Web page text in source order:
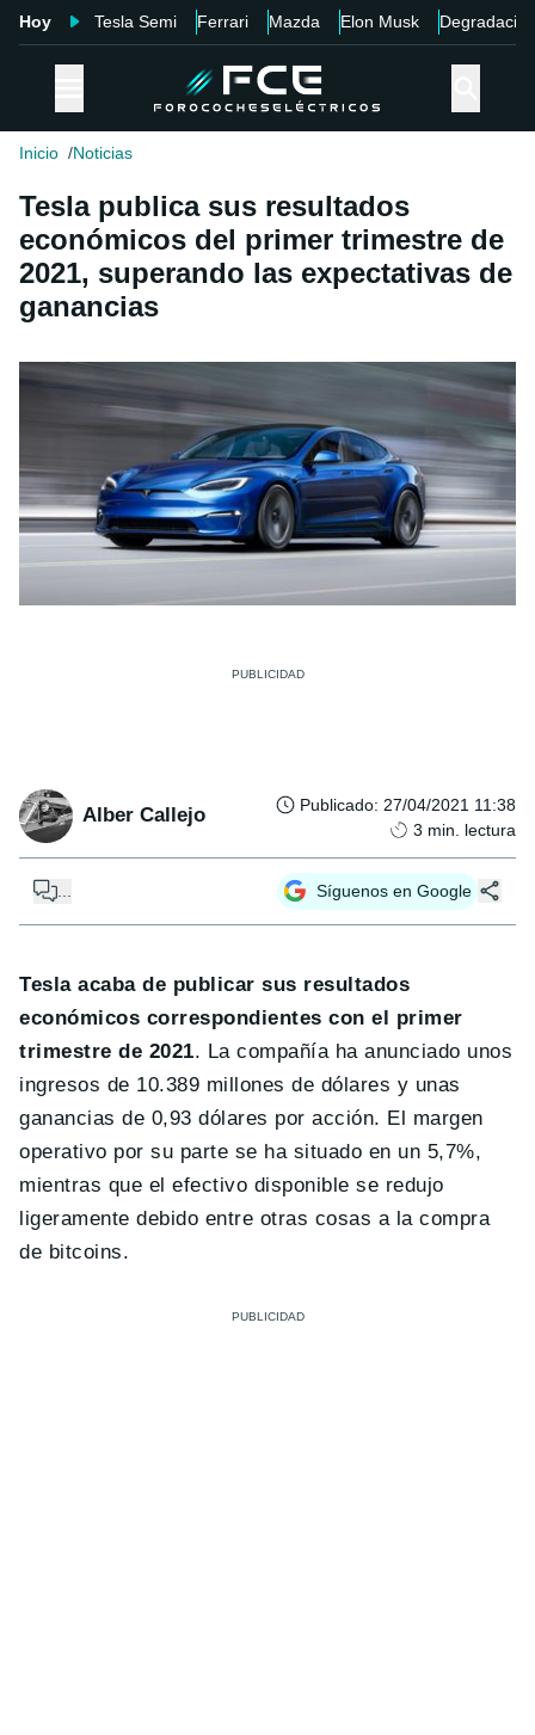
Hoy Tesla Semi Ferrari Mazda Elon Musk Degradación
Inicio Noticias
Tesla publica sus resultados
económicos del primer trimestre de
2021, superando las expectativas de
ganancias
Alber Callejo Publicado: 27/04/2021 11:38
3 min. lectura
Síguenos en Google
Tesla acaba de publicar sus resultados
económicos correspondientes con el primer
trimestre de 2021. La compañía ha anunciado unos
ingresos de 10.389 millones de dólares y unas
ganancias de 0,93 dólares por acción. El margen
operativo por su parte se ha situado en un 5,7%,
mientras que el efectivo disponible se redujo
ligeramente debido entre otras cosas a la compra
de bitcoins.